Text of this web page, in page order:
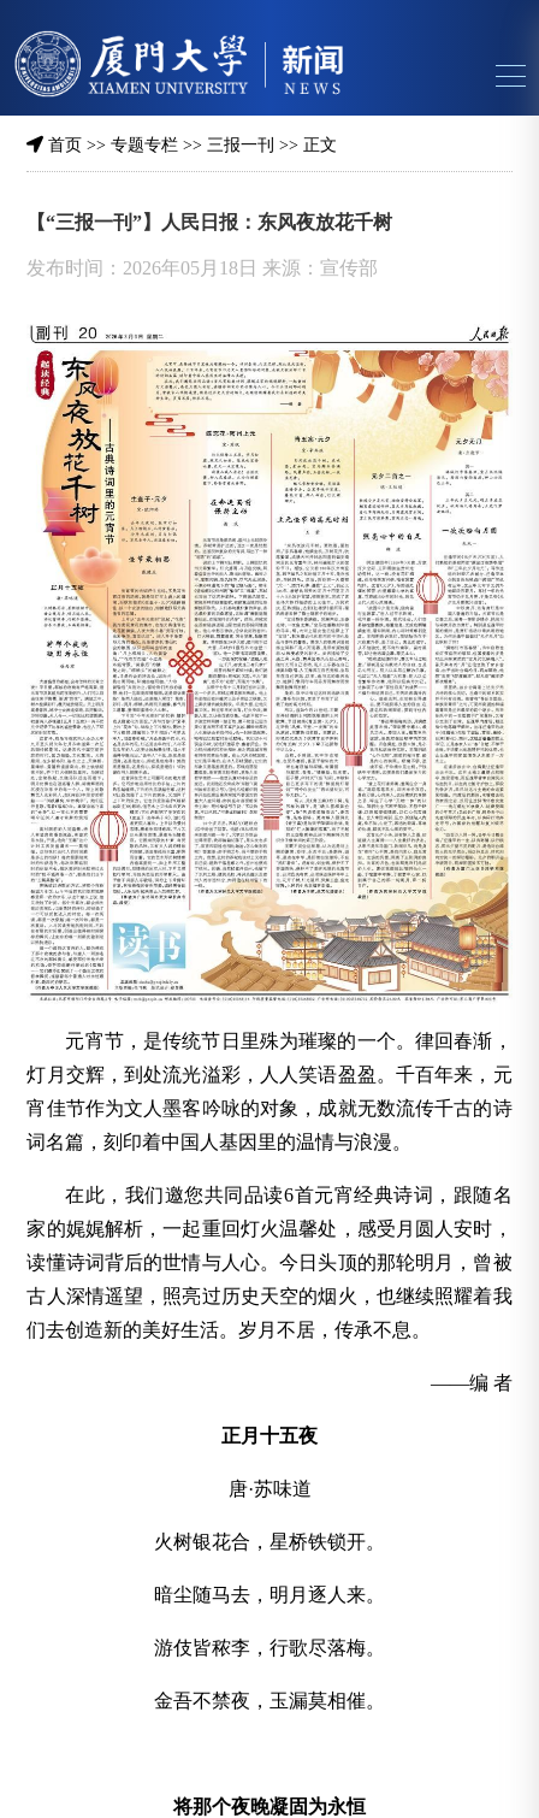
首页 >>专题专栏 >>三报一刊 >> 正文
【“三报一刊”】人民日报：东风夜放花千树
发布时间：2026年05月18日 来源：宣传部
元宵节，是传统节日里殊为璀璨的一个。律回春渐，
灯月交辉，到处流光溢彩，人人笑语盈盈。千百年来，元
宵佳节作为文人墨客吟咏的对象，成就无数流传千古的诗
词名篇，刻印着中国人基因里的温情与浪漫。
在此，我们邀您共同品读6首元宵经典诗词，跟随名
家的娓娓解析，一起重回灯火温馨处，感受月圆人安时，
读懂诗词背后的世情与人心。今日头顶的那轮明月，曾被
古人深情遥望，照亮过历史天空的烟火，也继续照耀着我
们去创造新的美好生活。岁月不居，传承不息。
——编 者
正月十五夜
唐·苏味道
火树银花合，星桥铁锁开。
暗尘随马去，明月逐人来。
游伎皆秾李，行歌尽落梅。
金吾不禁夜，玉漏莫相催。
将那个夜晚凝固为永恒